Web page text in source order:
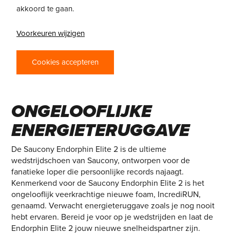
PRODUCTREVIEW
SAUCONY ENDORPHIN
ONGELOOFLIJKE
ENERGIETERUGGAVE
De Saucony Endorphin Elite 2 is de ultieme
wedstrijdschoen van Saucony, ontworpen voor de
fanatieke loper die persoonlijke records najaagt.
Kenmerkend voor de Saucony Endorphin Elite 2 is het
ongelooflijk veerkrachtige nieuwe foam, IncrediRUN,
genaamd. Verwacht energieteruggave zoals je nog nooit
hebt ervaren. Bereid je voor op je wedstrijden en laat de
Endorphin Elite 2 jouw nieuwe snelheidspartner zijn.
akkoord te gaan.
Voorkeuren wijzigen
Cookies accepteren